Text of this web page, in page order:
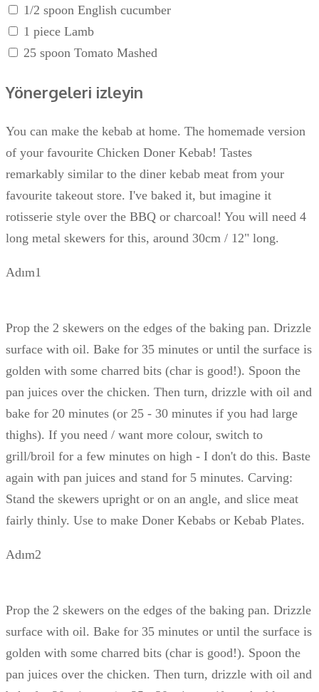
1/2 spoon English cucumber
1 piece Lamb
25 spoon Tomato Mashed
Yönergeleri izleyin
You can make the kebab at home. The homemade version
of your favourite Chicken Doner Kebab! Tastes
remarkably similar to the diner kebab meat from your
favourite takeout store. I've baked it, but imagine it
rotisserie style over the BBQ or charcoal! You will need 4
long metal skewers for this, around 30cm / 12" long.
Adım1
Prop the 2 skewers on the edges of the baking pan. Drizzle
surface with oil. Bake for 35 minutes or until the surface is
golden with some charred bits (char is good!). Spoon the
pan juices over the chicken. Then turn, drizzle with oil and
bake for 20 minutes (or 25 - 30 minutes if you had large
thighs). If you need / want more colour, switch to
grill/broil for a few minutes on high - I don't do this. Baste
again with pan juices and stand for 5 minutes. Carving:
Stand the skewers upright or on an angle, and slice meat
fairly thinly. Use to make Doner Kebabs or Kebab Plates.
Adım2
Prop the 2 skewers on the edges of the baking pan. Drizzle
surface with oil. Bake for 35 minutes or until the surface is
golden with some charred bits (char is good!). Spoon the
pan juices over the chicken. Then turn, drizzle with oil and